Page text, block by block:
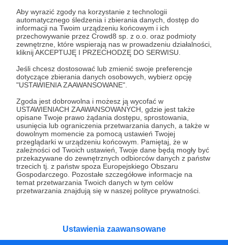
Aby wyrazić zgody na korzystanie z technologii
automatycznego śledzenia i zbierania danych, dostęp do
informacji na Twoim urządzeniu końcowym i ich
przechowywanie przez Crowd8 sp. z o.o. oraz podmioty
zewnętrzne, które wspierają nas w prowadzeniu działalności,
kliknij AKCEPTUJĘ I PRZECHODZĘ DO SERWISU.
Jeśli chcesz dostosować lub zmienić swoje preferencje
dotyczące zbierania danych osobowych, wybierz opcję
"USTAWIENIA ZAAWANSOWANE".
Zgoda jest dobrowolna i możesz ją wycofać w
USTAWIENIACH ZAAWANSOWANYCH, gdzie jest także
opisane Twoje prawo żądania dostępu, sprostowania,
usunięcia lub ograniczenia przetwarzania danych, a także w
dowolnym momencie za pomocą ustawień Twojej
przeglądarki w urządzeniu końcowym. Pamiętaj, że w
zależności od Twoich ustawień, Twoje dane będą mogły być
przekazywane do zewnętrznych odbiorców danych z państw
trzecich tj. z państw spoza Europejskiego Obszaru
Gospodarczego. Pozostałe szczegółowe informacje na
temat przetwarzania Twoich danych w tym celów
przetwarzania znajdują się w naszej polityce prywatności.
Ustawienia zaawansowane
* Zapoznałem się i akceptujęRegulaminserwisu oraz
Prywatności.
* Wyrażam zgodę na przetwarzanie moich danych
osobowych podanych w formularzu rejestracyjnym w celu
prawidłowego świadczenia usług serwisu Patronite.
Wyrażam zgodę na otrzymywanie drogą elektroniczną
informacji handlowych - newslettera. Opcja ta może zostać
zmieniona w ustawieniach konta.